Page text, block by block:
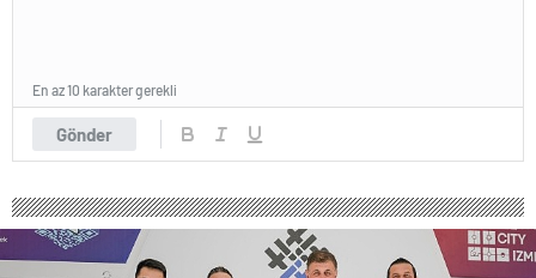
Gönder
En az 10 karakter gerekli